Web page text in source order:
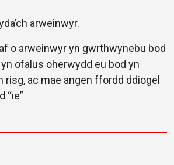
arweinwyr.
o arweinwyr yn gwrthwynebu bod
ofalus oherwydd eu bod yn
risg, ac mae angen ffordd ddiogel
“ie”